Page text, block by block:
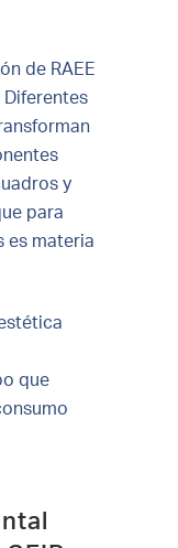
de RAEE
Diferentes
y
para
es materia
que